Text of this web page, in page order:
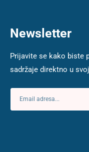
Newsletter
Prijavite se kako biste
sadržaje direktno u